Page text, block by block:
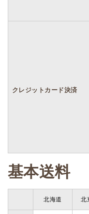
クレジットカード決済
基本
北海道 北